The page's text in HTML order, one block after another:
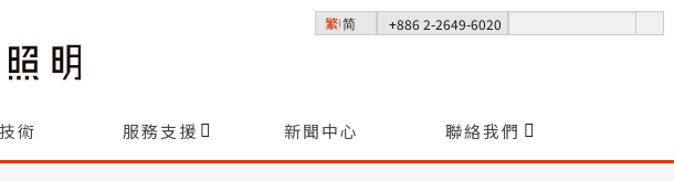
繁 简 +886 2-2649-6020
術 服務支援 新聞中心 聯絡我們